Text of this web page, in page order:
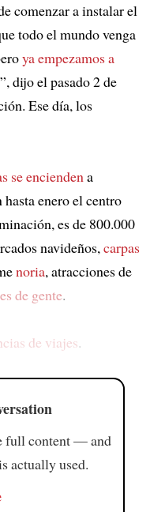
comenzar a instalar el
todo el mundo venga
ya empezamos a
dijo el pasado 2 de
Ese día, los
se enciendena
enero el centro
es de 800.000
navideños,carpas
noria, atracciones de
de gente.
de viajes.
full content — and
actually used.